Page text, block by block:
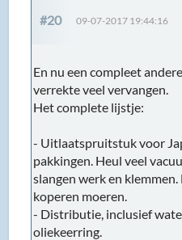
#20 09-07-2017 19:44:16
En nu een compleet
verrekte veel vervangen.
Het complete lijstje:
- Uitlaatspruitstuk voor
pakkingen. Heul veel
slangen werk en
koperen moeren.
- Distributie, inclusief
oliekeerring.